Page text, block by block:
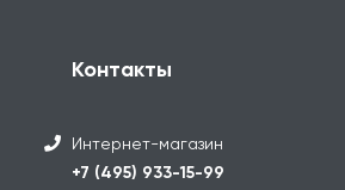
Контакты
Интернет-магазин
+7 (495) 933-15-99